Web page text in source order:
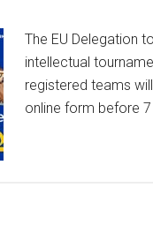
The EU Delegation
intellectual
registered teams
online form before